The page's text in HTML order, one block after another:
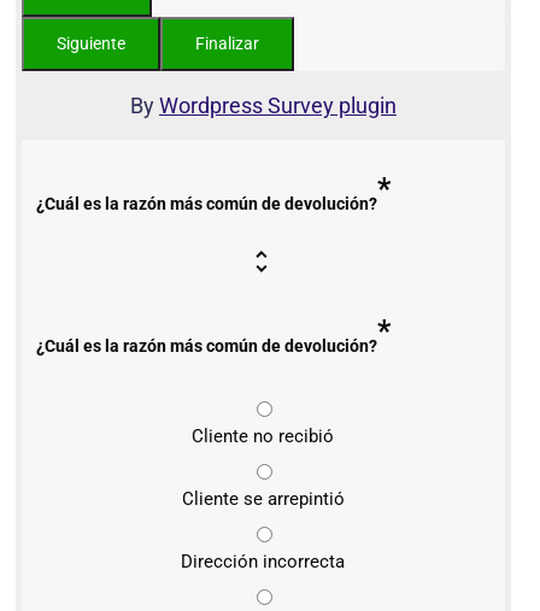
ByWordpress Survey plugin
¿Cuál es la razón más común de devolución?*
¿Cuál es la razón más común de devolución?*
Cliente no recibió
Cliente se arrepintió
Dirección incorrecta